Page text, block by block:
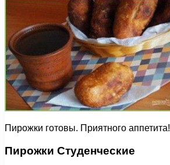
Пирожки готовы. Приятного аппетита!
Пирожки Студенческие